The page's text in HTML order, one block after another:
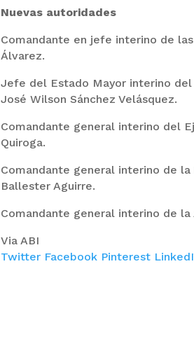
Nuevas autoridades
Comandante en jefe interino de
Álvarez.
Jefe del Estado Mayor interino del
José Wilson Sánchez Velásquez.
Comandante general interino del
Quiroga.
Comandante general interino de
Ballester Aguirre.
Comandante general interino de
Via ABI
Twitter Facebook Pinterest